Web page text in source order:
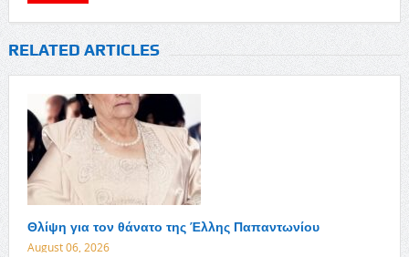
RELATED ARTICLES
Θλίψη για τον θάνατο της Έλλης Παπαντωνίου
August 06, 2026